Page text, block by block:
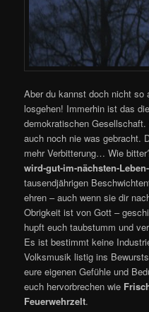
Aber du kannst doch nicht so
losgehen! Immerhin ist das
demokratischen
auch noch nie was gebracht.
mehr Verbitterung… Wie
wird-gut-im-nächsten-
tausendjährigen
ehren – auch wenn sie dir
Obrigkeit ist von Gott –
hupft euch taubstumm und
Es ist bestimmt keine
Volksmusik listig ins
eure eigenen Gefühle und
euch hervorbrechen wie
Feuerwehrzelt.